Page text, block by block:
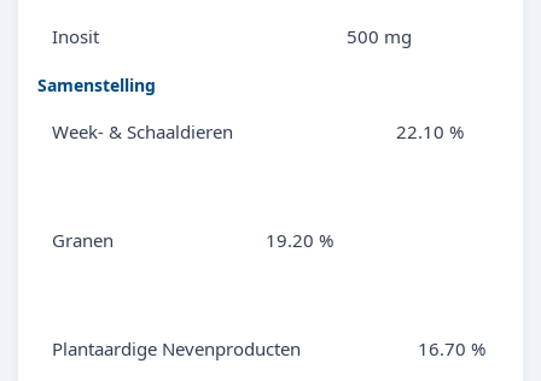
Inosit 500 mg
Samenstelling
Week- & Schaaldieren 22.10 %
Granen 19.20 %
Plantaardige Nevenproducten 16.70 %